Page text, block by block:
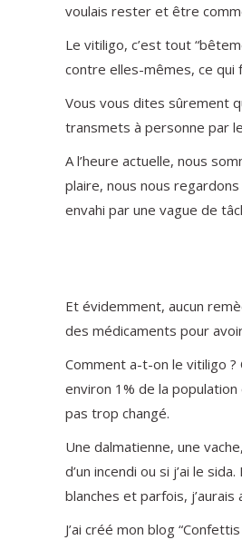
voulais rester et être
Le vitiligo, c’est tout
contre elles-mêmes, ce qui
Vous vous dites sûrement
transmets à personne par
A l’heure actuelle, nous
plaire, nous nous
envahi par une vague de
Et évidemment, aucun
des médicaments pour
Comment a-t-on le vitiligo ?
environ 1% de la population
pas trop changé.
Une dalmatienne, une
d’un incendi ou si j’ai le
blanches et parfois,
J’ai créé mon blog